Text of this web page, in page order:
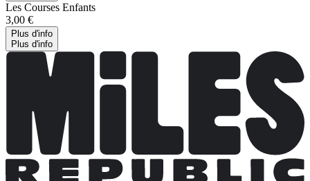
Les Courses Enfants
3,00 €
Plus d'info
Plus d'info